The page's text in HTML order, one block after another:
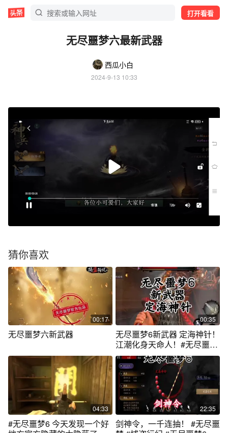
打开看看
无尽噩梦六最新武器
西瓜小白
2024-9-13 10:33
猜你喜欢
00:17
无尽噩梦六新武器
00:35
无尽噩梦6新武器 定海神针！
江潮化身天命人！#无尽噩梦
6
04:33
#无尽噩梦6 今天发现一个好
22:35
剑神令，一千连抽！ #无尽噩